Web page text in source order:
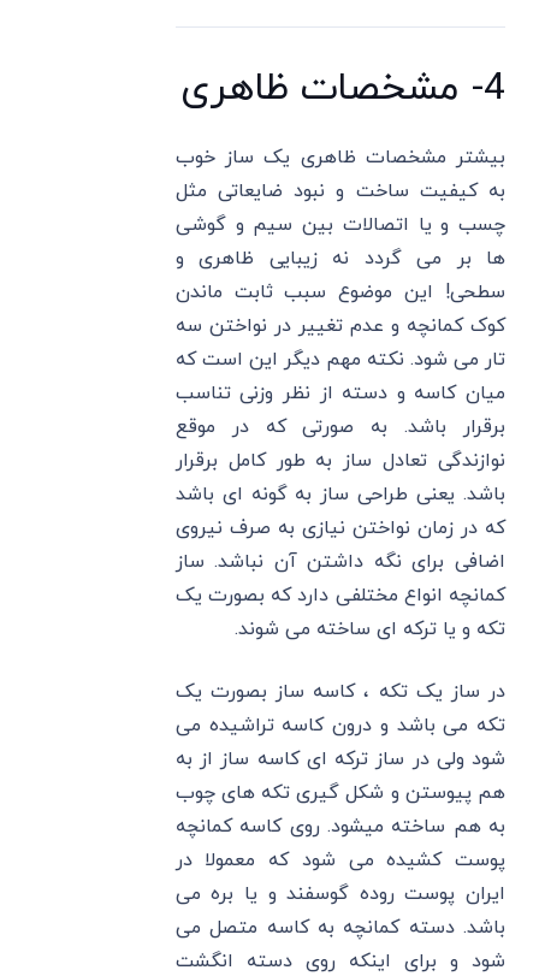
4- مشخصات ظاهری
بیشتر مشخصات ظاهری یک ساز خوب
به کیفیت ساخت و نبود ضایعاتی مثل
چسب و یا اتصالات بین سیم و گوشی
ها بر می گردد نه زیبایی ظاهری و
سطحی! این موضوع سبب ثابت ماندن
کوک کمانچه و عدم تغییر در نواختن سه
تار می شود. نکته مهم دیگر این است که
میان کاسه و دسته از نظر وزنی تناسب
برقرار باشد. به صورتی که در موقع
نوازندگی تعادل ساز به طور کامل برقرار
باشد. یعنی طراحی ساز به گونه ای باشد
که در زمان نواختن نیازی به صرف نیروی
اضافی برای نگه داشتن آن نباشد. ساز
کمانچه انواع مختلفی دارد که بصورت یک
تکه و یا ترکه ای ساخته می شوند.
در ساز یک تکه ، کاسه ساز بصورت یک
تکه می باشد و درون کاسه تراشیده می
شود ولی در ساز ترکه ای کاسه ساز از به
هم پیوستن و شکل گیری تکه های چوب
به هم ساخته میشود. روی کاسه کمانچه
پوست کشیده می شود که معمولا در
ایران پوست روده گوسفند و یا بره می
باشد. دسته کمانچه به کاسه متصل می
شود و برای اینکه روی دسته انگشت